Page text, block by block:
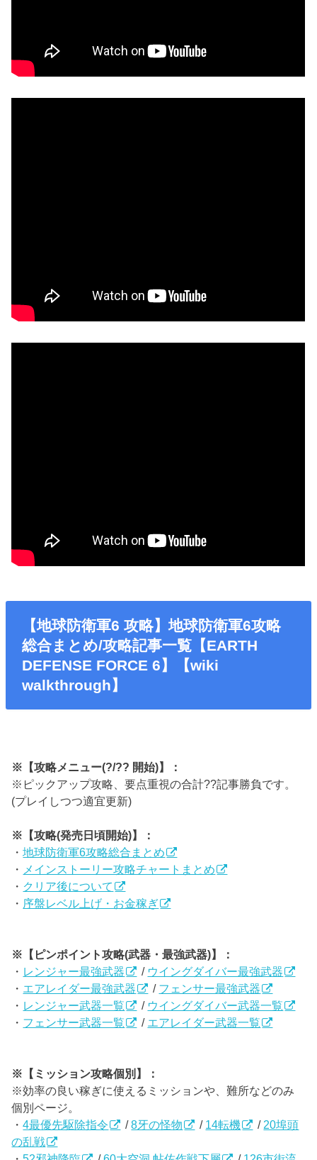
【地球防衛軍6 攻略】地球防衛軍6攻略
総合まとめ/攻略記事一覧【EARTH
DEFENSE FORCE 6】【wiki
walkthrough】
※【攻略メニュー(?/?? 開始)】：
※ピックアップ攻略、要点重視の合計??記事勝負です。
(プレイしつつ適宜更新)
※【攻略(発売日頃開始)】：
・地球防衛軍6攻略総合まとめ
・ メインストーリー攻略チャートまとめ
・ クリア後について
・ 序盤レベル上げ・お金稼ぎ
※【ピンポイント攻略(武器・最強武器)】：
・ レンジャー最強武器 / ウイングダイバー最強武器
・ エアレイダー最強武器 / フェンサー最強武器
・ レンジャー武器一覧 / ウイングダイバー武器一覧
・ フェンサー武器一覧 / エアレイダー武器一覧
※【ミッション攻略個別】：
※効率の良い稼ぎに使えるミッションや、難所などのみ
個別ページ。
・4最優先駆除指令 /8牙の怪物 / 14転機 / 20埠頭
の乱戦